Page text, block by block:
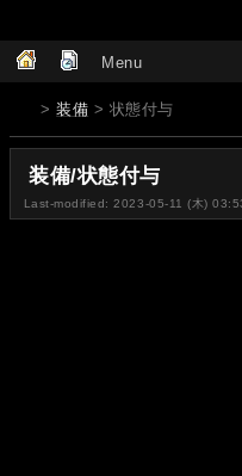
Menu
>装備 > 状態付与
装備/状態付与
Last-modified: 2023-05-11 (木)